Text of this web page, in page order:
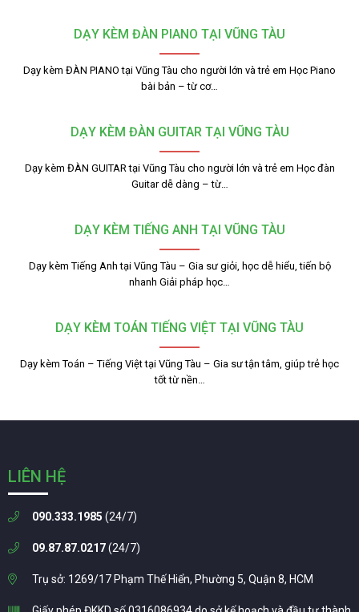
DẠY KÈM ĐÀN PIANO TẠI VŨNG TÀU
Dạy kèm ĐÀN PIANO tại Vũng Tàu cho người lớn và trẻ em Học Piano
bài bản – từ cơ…
DẠY KÈM ĐÀN GUITAR TẠI VŨNG TÀU
Dạy kèm ĐÀN GUITAR tại Vũng Tàu cho người lớn và trẻ em Học đàn
Guitar dễ dàng – từ…
DẠY KÈM TIẾNG ANH TẠI VŨNG TÀU
Dạy kèm Tiếng Anh tại Vũng Tàu – Gia sư giỏi, học dễ hiểu, tiến bộ
nhanh Giải pháp học…
DẠY KÈM TOÁN TIẾNG VIỆT TẠI VŨNG TÀU
Dạy kèm Toán – Tiếng Việt tại Vũng Tàu – Gia sư tận tâm, giúp trẻ học
tốt từ nền…
LIÊN HỆ
090.333.1985 (24/7)
09.87.87.0217(24/7)
Trụ sở: 1269/17 Phạm Thế Hiển, Phường 5, Quận 8, HCM